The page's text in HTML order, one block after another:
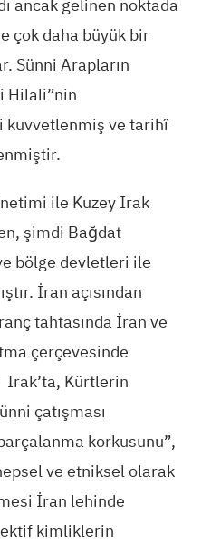
ancak gelinen noktada
çok daha büyük bir
Sünni Arapların
Hilali”nin
ve tarihî
ile Kuzey Irak
şimdi Bağdat
bölge devletleri ile
İran açısından
tahtasında İran ve
çerçevesinde
Kürtlerin
çatışması
korkusunu”,
ve etniksel olarak
İran lehinde
kimliklerin